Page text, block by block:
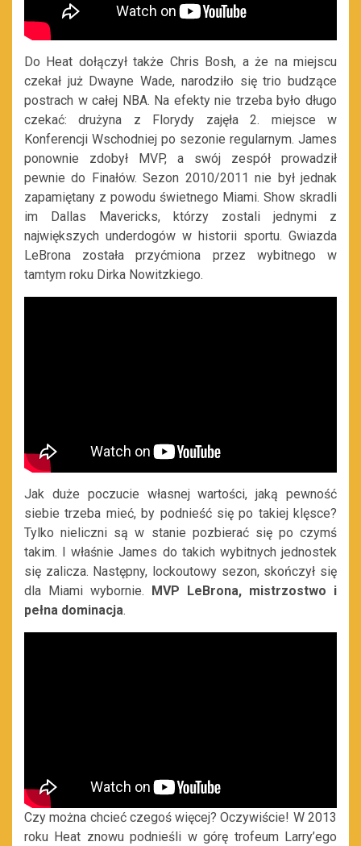
Do Heat dołączył także Chris Bosh, a że na miejscu
czekał już Dwayne Wade, narodziło się trio budzące
postrach w całej NBA. Na efekty nie trzeba było długo
czekać: drużyna z Florydy zajęła 2. miejsce w
Konferencji Wschodniej po sezonie regularnym. James
ponownie zdobył MVP, a swój zespół prowadził
pewnie do Finałów. Sezon 2010/2011 nie był jednak
zapamiętany z powodu świetnego Miami. Show skradli
im Dallas Mavericks, którzy zostali jednymi z
największych underdogów w historii sportu. Gwiazda
LeBrona została przyćmiona przez wybitnego w
tamtym roku Dirka Nowitzkiego.
Jak duże poczucie własnej wartości, jaką pewność
siebie trzeba mieć, by podnieść się po takiej klęsce?
Tylko nieliczni są w stanie pozbierać się po czymś
takim. I właśnie James do takich wybitnych jednostek
się zalicza. Następny, lockoutowy sezon, skończył się
dla Miami wybornie.
MVP LeBrona, mistrzostwo i
pełna dominacja.
Czy można chcieć czegoś więcej? Oczywiście! W 2013
roku Heat znowu podnieśli w górę trofeum Larry’ego